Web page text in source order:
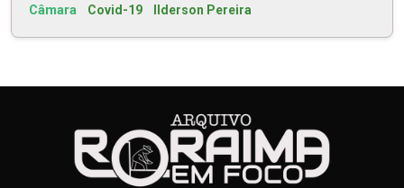
Câmara Covid-19 Ilderson Pereira